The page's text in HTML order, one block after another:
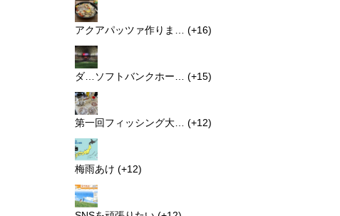
アクアパッツァ作りま… +16
ダ…ソフトバンクホー… +15
第一回フィッシング大… +12
梅雨あけ +12